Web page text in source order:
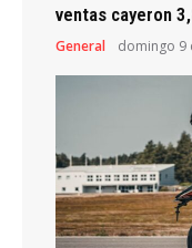
ventas cayeron
General domingo 9